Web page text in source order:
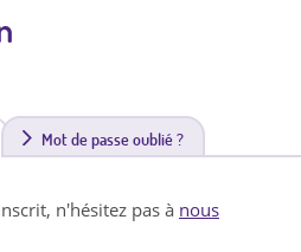
Mot de passe oublié ?
n'hésitez pas à nous